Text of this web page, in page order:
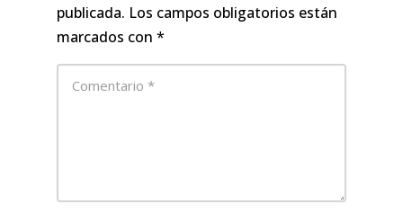
publicada. Los campos obligatorios están
marcados con *